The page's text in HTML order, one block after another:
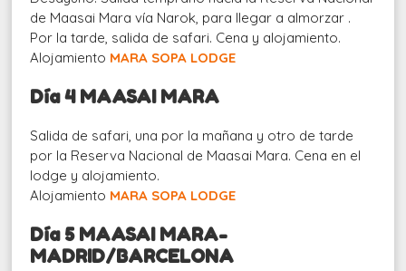
de Maasai Mara vía Narok, para llegar a almorzar .
Por la tarde, salida de safari. Cena y alojamiento.
Alojamiento MARA SOPA LODGE
Día 4 MAASAI MARA
Salida de safari, una por la mañana y otro de tarde
por la Reserva Nacional de Maasai Mara. Cena en el
lodge y alojamiento.
Alojamiento MARA SOPA LODGE
Día 5 MAASAI MARA-
MADRID/BARCELONA